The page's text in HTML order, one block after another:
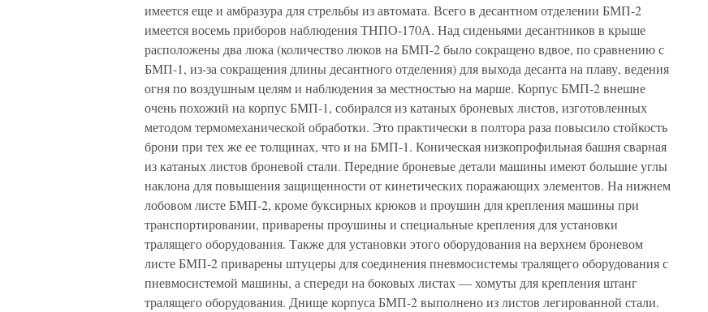
имеется еще и амбразура для стрельбы из автомата. Всего в десантном отделении БМП-2
имеется восемь приборов наблюдения ТНПО-170А. Над сиденьями десантников в крыше
расположены два люка (количество люков на БМП-2 было сокращено вдвое, по сравнению с
БМП-1, из-за сокращения длины десантного отделения) для выхода десанта на плаву, ведения
огня по воздушным целям и наблюдения за местностью на марше. Корпус БМП-2 внешне
очень похожий на корпус БМП-1, собирался из катаных броневых листов, изготовленных
методом термомеханической обработки. Это практически в полтора раза повысило стойкость
брони при тех же ее толщинах, что и на БМП-1. Коническая низкопрофильная башня сварная
из катаных листов броневой стали. Передние броневые детали машины имеют большие углы
наклона для повышения защищенности от кинетических поражающих элементов. На нижнем
лобовом листе БМП-2, кроме буксирных крюков и проушин для крепления машины при
транспортировании, приварены проушины и специальные крепления для установки
тралящего оборудования. Также для установки этого оборудования на верхнем броневом
листе БМП-2 приварены штуцеры для соединения пневмосистемы тралящего оборудования с
пневмосистемой машины, а спереди на боковых листах — хомуты для крепления штанг
тралящего оборудования. Днище корпуса БМП-2 выполнено из листов легированной стали.